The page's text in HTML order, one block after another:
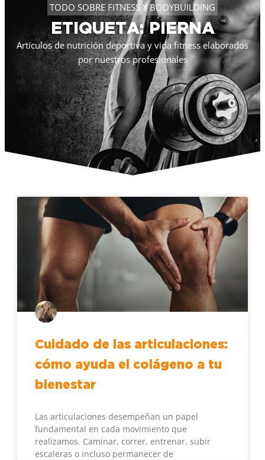
TODO SOBRE FITNESS Y BODYBUILDING
ETIQUETA: PIERNA
Artículos de nutrición deportiva y vida fitness elaborados
por nuestros profesionales
Cuidado de las articulaciones:
cómo ayuda el colágeno a tu
bienestar
Las articulaciones desempeñan un papel
fundamental en cada movimiento que
realizamos. Caminar, correr, entrenar, subir
escaleras o incluso permanecer de